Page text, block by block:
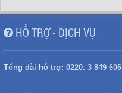
HỖ TRỢ - DỊCH VỤ
Tổng đài hỗ trợ: 0220. 3 849 606